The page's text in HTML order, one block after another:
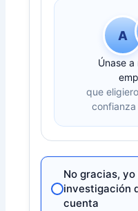
A
Únase
que
No gracias,
investigación
cuenta